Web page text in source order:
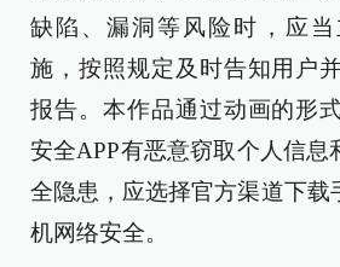
缺陷、漏洞等风险时，应
施，按照规定及时告知用户
报告。本作品通过动画的形
安全APP有恶意窃取个人信息
全隐患，应选择官方渠道下载
机网络安全。